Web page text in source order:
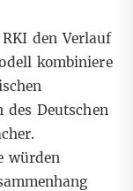
den Verlauf
kombiniere
des Deutschen
würden